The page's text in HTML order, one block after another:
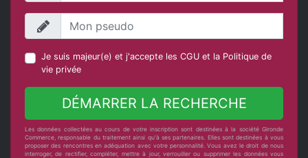
Je suis majeur(e) et j'accepte les CGU et la Politique de
vie privée
DÉMARRER LA RECHERCHE
Les données collectées au cours de votre inscription sont destinées à la société Gironde
Commerce, responsable du traitement ainsi qu'à ses partenaires. Elles sont destinées à vous
proposer des rencontres en adéquation avec votre personnalité. Vous avez le droit de nous
interroger, de rectifier, compléter, mettre à jour, verrouiller ou supprimer les données vous